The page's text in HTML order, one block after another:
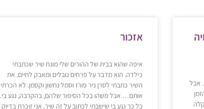
אבל
אזכור
איפה שהוא בבית של ההורים שלי מונח שיר שכתבתי
כילדה. הוא מדבר על פרחים נובלים ומאבק לחיים. את
השיר כתבתי לסרן ניר פורז וסמל נחשון וקסמן. לא הכרתי
אותם… אבל משהו בכל הסיפור שלהם, בהקרבה, נגע בי.
כל כך נגע בי שישבתי לכתוב על זה שיר. אני זוכרת בדיוק
ד ד
ד
ד
ד